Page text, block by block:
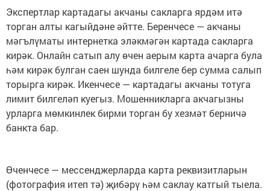
Экспертлар картадагы акчаны сакларга ярдәм итә
торган алты кагыйдәне әйтте. Беренчесе — акчаны
мәгълүматы интернетка эләкмәгән картада сакларга
кирәк. Онлайн сатып алу өчен аерым карта ачарга була
һәм кирәк булган саен шунда билгеле бер сумма салып
торырга кирәк. Икенчесе — картадагы акчаны тотуга
лимит билгеләп куегыз. Мошенникларга акчагызны
урларга мөмкинлек бирми торган бу хезмәт берничә
банкта бар.
Өченчесе — мессенджерларда карта реквизитларын
(фотография итеп тә) җибәрү һәм саклау катгый тыела.